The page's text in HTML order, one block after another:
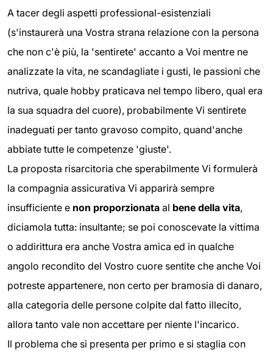
A tacer degli aspetti professional-esistenziali
(s'instaurerà una Vostra strana relazione con la persona
che non c'è più, la 'sentirete' accanto a Voi mentre ne
analizzate la vita, ne scandagliate i gusti, le passioni che
nutriva, quale hobby praticava nel tempo libero, qual era
la sua squadra del cuore), probabilmente Vi sentirete
inadeguati per tanto gravoso compito, quand'anche
abbiate tutte le competenze 'giuste'.
La proposta risarcitoria che sperabilmente Vi formulerà
la compagnia assicurativa Vi apparirà sempre
insufficiente e non proporzionata al bene della vita,
diciamola tutta: insultante; se poi conoscevate la vittima
o addirittura era anche Vostra amica ed in qualche
angolo recondito del Vostro cuore sentite che anche Voi
potreste appartenere, non certo per bramosia di danaro,
alla categoria delle persone colpite dal fatto illecito,
allora tanto vale non accettare per niente l'incarico.
Il problema che si presenta per primo e si staglia con